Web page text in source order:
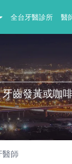
全台牙醫診所 醫
牙齒發黃或咖
醫師